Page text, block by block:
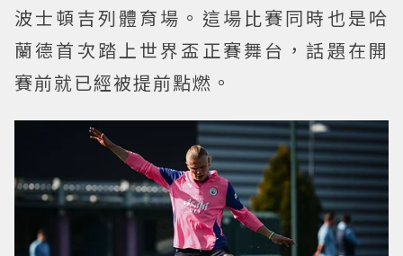
波士頓吉列體育場。這場比賽同時也是哈
蘭德首次踏上世界盃正賽舞台，話題在開
賽前就已經被提前點燃。